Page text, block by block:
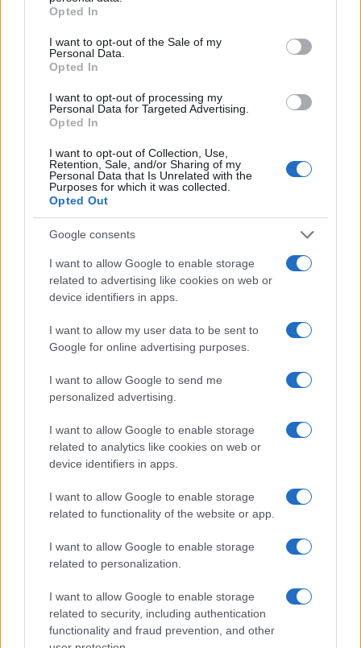
grant or deny consent to Google and its third-party tags to
use your data for below specified purposes in below Google
consent section.
Opted In
I want to opt-out of the Sale of my
Personal Data.
Opted In
I want to opt-out of processing my
Personal Data for Targeted Advertising.
Opted In
I want to opt-out of Collection, Use,
Retention, Sale, and/or Sharing of my
Personal Data that Is Unrelated with the
Purposes for which it was collected.
Opted Out
Google consents
I want to allow Google to enable storage
related to advertising like cookies on web or
device identifiers in apps.
I want to allow my user data to be sent to
Google for online advertising purposes.
I want to allow Google to send me
personalized advertising.
I want to allow Google to enable storage
related to analytics like cookies on web or
device identifiers in apps.
I want to allow Google to enable storage
related to functionality of the website or app.
I want to allow Google to enable storage
related to personalization.
I want to allow Google to enable storage
related to security, including authentication
functionality and fraud prevention, and other
À lire aussi
MONDE
Infos.fr · 24 Mai 2024
MONDE